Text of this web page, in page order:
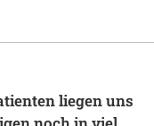
liegen uns